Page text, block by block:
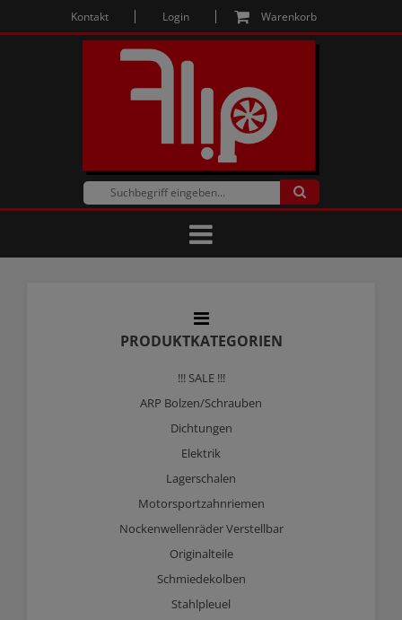
Kontakt Login Warenkorb
PRODUKTKATEGORIEN
!!! SALE !!!
ARP Bolzen/Schrauben
Dichtungen
Elektrik
Lagerschalen
Motorsportzahnriemen
Nockenwellenräder Verstellbar
Originalteile
Schmiedekolben
Stahlpleuel